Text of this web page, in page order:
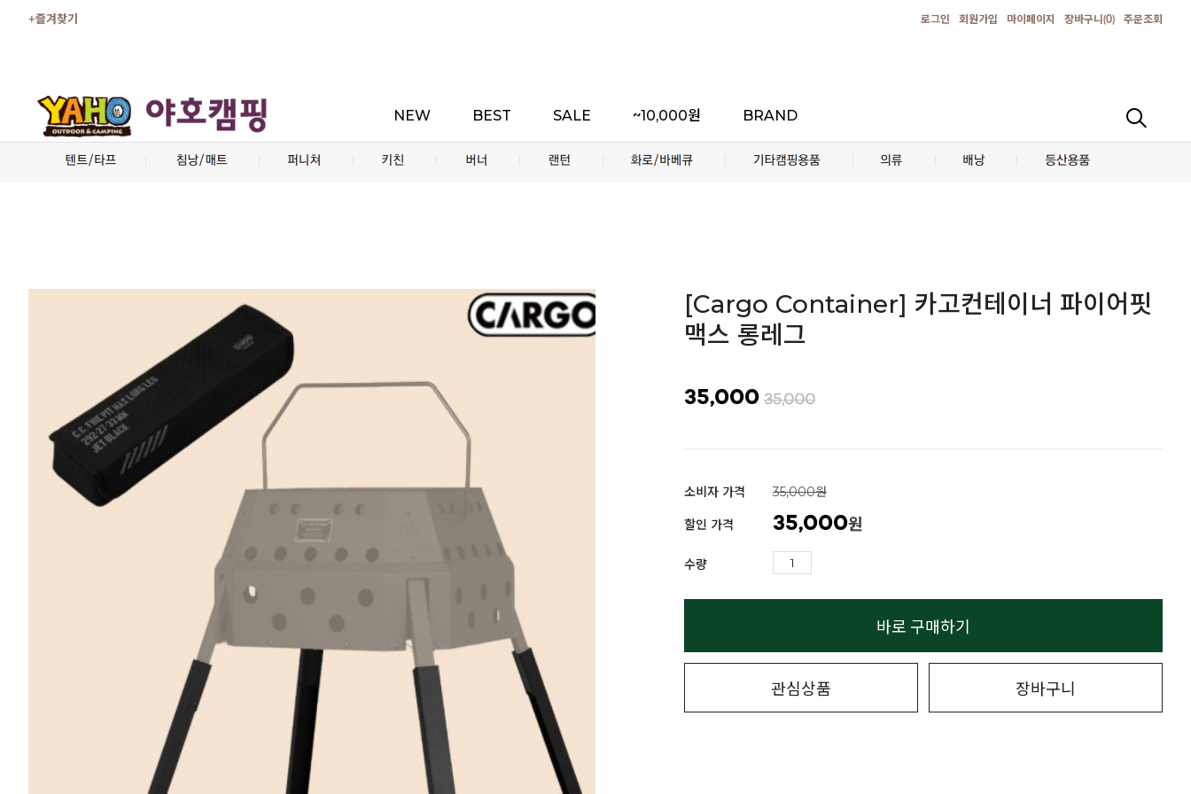
+즐겨찾기 로그인 회원가입 마이페이지 장바구니(0) 주문조회
NEW BEST SALE ~10,000원 BRAND
[Cargo Container] 카고컨테이너 파이어핏
맥스 롱레그
35,000 35,000
소비자 가격 35,000원
할인 가격 35,000원
수량
바로 구매하기
관심상품 장바구니